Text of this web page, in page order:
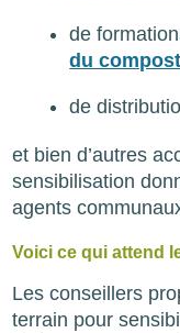
de
du
de
et bien d’autres
sensibilisation
agents
Voici ce qui attend
Les conseillers
terrain pour